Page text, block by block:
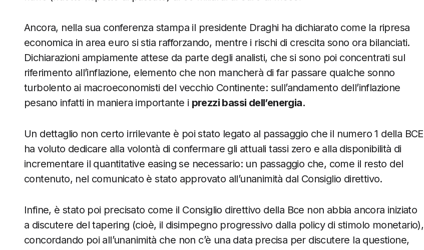
Ancora, nella sua conferenza stampa il presidente Draghi ha dichiarato come la ripresa
economica in area euro si stia rafforzando, mentre i rischi di crescita sono ora bilanciati.
Dichiarazioni ampiamente attese da parte degli analisti, che si sono poi concentrati sul
riferimento all’inflazione, elemento che non mancherà di far passare qualche sonno
turbolento ai macroeconomisti del vecchio Continente: sull’andamento dell’inflazione
pesano infatti in maniera importante i prezzi bassi dell’energia.
Un dettaglio non certo irrilevante è poi stato legato al passaggio che il numero 1 della BCE
ha voluto dedicare alla volontà di confermare gli attuali tassi zero e alla disponibilità di
incrementare il quantitative easing se necessario: un passaggio che, come il resto del
contenuto, nel comunicato è stato approvato all’unanimità dal Consiglio direttivo.
Infine, è stato poi precisato come il Consiglio direttivo della Bce non abbia ancora iniziato
a discutere del tapering (cioè, il disimpegno progressivo dalla policy di stimolo monetario),
concordando poi all’unanimità che non c’è una data precisa per discutere la questione,